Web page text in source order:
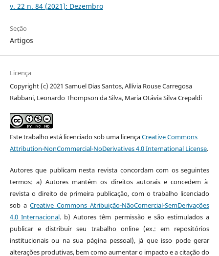
v. 22 n. 84 (2021): Dezembro
Seção
Artigos
Licença
Copyright (c) 2021 Samuel Dias Santos, Allívia Rouse Carregosa
Rabbani, Leonardo Thompson da Silva, Maria Otávia Silva Crepaldi
Este trabalho está licenciado sob uma licençaCreative Commons
Attribution-NonCommercial-NoDerivatives 4.0 International License.
Autores que publicam nesta revista concordam com os seguintes
termos: a) Autores mantém os direitos autorais e concedem à
revista o direito de primeira publicação, com o trabalho licenciado
sob a Creative Commons Atribuição-NãoComercial-SemDerivações
4.0 Internacional. b) Autores têm permissão e são estimulados a
publicar e distribuir seu trabalho online (ex.: em repositórios
institucionais ou na sua página pessoal), já que isso pode gerar
alterações produtivas, bem como aumentar o impacto e a citação do